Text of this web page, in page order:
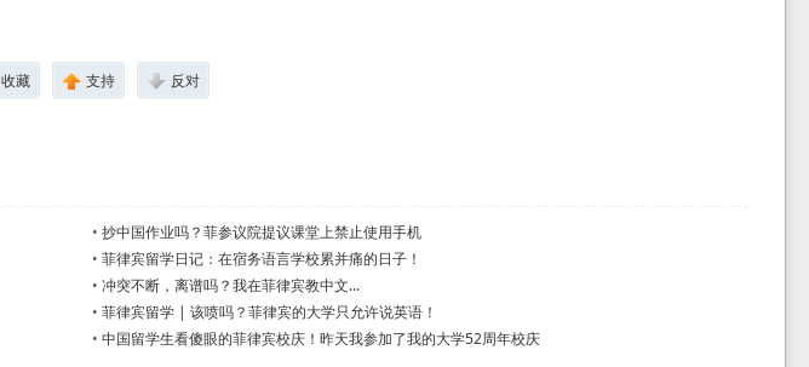
收藏 支持 反对
•抄中国作业吗？菲参议院提议课堂上禁止使用手机
•菲律宾留学日记：在宿务语言学校累并痛的日子！
•冲突不断，离谱吗？我在菲律宾教中文...
•菲律宾留学 | 该喷吗？菲律宾的大学只允许说英语！
•中国留学生看傻眼的菲律宾校庆！昨天我参加了我的大学52周年校庆